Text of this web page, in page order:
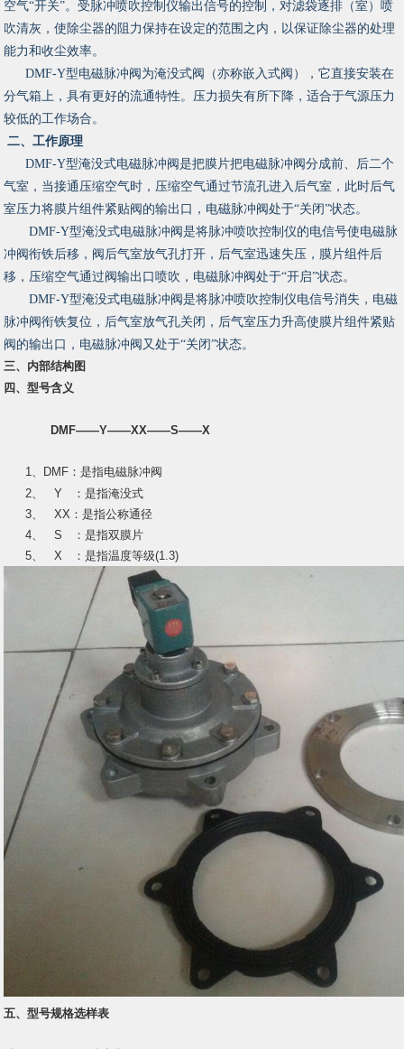
空气“开关”。受脉冲喷吹控制仪输出信号的控制，对滤袋逐排（室）喷
吹清灰，使除尘器的阻力保持在设定的范围之内，以保证除尘器的处理
能力和收尘效率。
DMF-Y型电磁脉冲阀为淹没式阀（亦称嵌入式阀），它直接安装在
分气箱上，具有更好的流通特性。压力损失有所下降，适合于气源压力
较低的工作场合。
二、工作原理
DMF-Y型淹没式电磁脉冲阀是把膜片把电磁脉冲阀分成前、后二个
气室，当接通压缩空气时，压缩空气通过节流孔进入后气室，此时后气
室压力将膜片组件紧贴阀的输出口，电磁脉冲阀处于“关闭”状态。
DMF-Y型淹没式电磁脉冲阀是将脉冲喷吹控制仪的电信号使电磁脉
冲阀衔铁后移，阀后气室放气孔打开，后气室迅速失压，膜片组件后
移，压缩空气通过阀输出口喷吹，电磁脉冲阀处于“开启”状态。
DMF-Y型淹没式电磁脉冲阀是将脉冲喷吹控制仪电信号消失，电磁
脉冲阀衔铁复位，后气室放气孔关闭，后气室压力升高使膜片组件紧贴
阀的输出口，电磁脉冲阀又处于“关闭”状态。
三、内部结构图
四、型号含义
DMF——Y——XX——S——X
1、DMF：是指电磁脉冲阀
2、 Y ：是指淹没式
3、 XX：是指公称通径
4、 S ：是指双膜片
5、 X ：是指温度等级(1.3)
五、型号规格选样表